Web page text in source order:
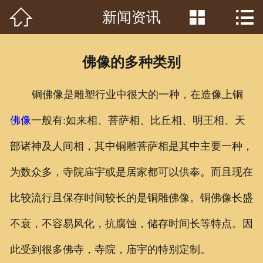
首页
新闻资讯
荣誉资质
泥塑鉴赏
 新闻资讯  
佛像的多种类别
铜佛像是雕塑行业中很大的一种，在造像上铜
佛像一般有:如来相、菩萨相、比丘相、明王相、天
部诸神及人间相，其中铜雕菩萨相是其中主要一种，
为数众多，寺院庙宇或是居家都可以供奉。而且现在
比较流行且保存时间较长的是铜雕佛像。铜佛像长盛
不衰，不容易风化，抗腐蚀，储存时间长等特点。因
此受到很多佛寺，寺院，庙宇的特别定制。